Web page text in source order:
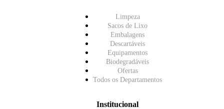
Limpeza
Sacos de Lixo
Embalagens
Descartáveis
Equipamentos
Biodegradáveis
Ofertas
Todos os Departamentos
Institucional